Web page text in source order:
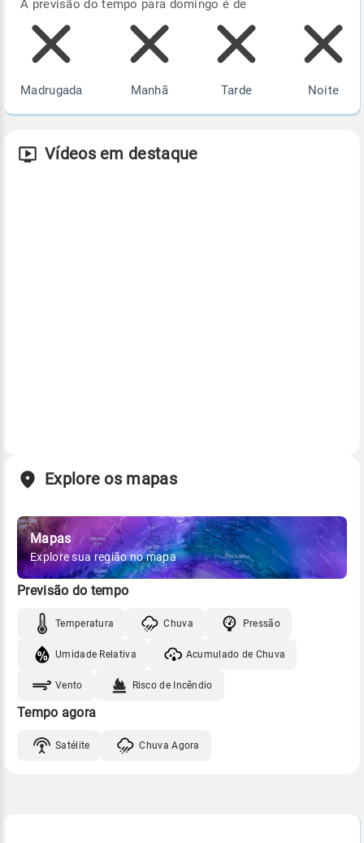
A previsão do tempo para domingo é de
Madrugada Manhã Tarde Noite
Vídeos em destaque
Explore os mapas
Mapas
Explore sua região no mapa
Previsão do tempo
Temperatura Chuva Pressão
Umidade Relativa Acumulado de Chuva
Vento Risco de Incêndio
Tempo agora
Satélite Chuva Agora